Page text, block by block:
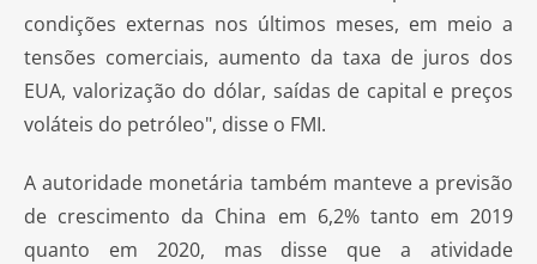
condições externas nos últimos meses, em meio a
tensões comerciais, aumento da taxa de juros dos
EUA, valorização do dólar, saídas de capital e preços
voláteis do petróleo", disse o FMI.
A autoridade monetária também manteve a previsão
de crescimento da China em 6,2% tanto em 2019
quanto em 2020, mas disse que a atividade